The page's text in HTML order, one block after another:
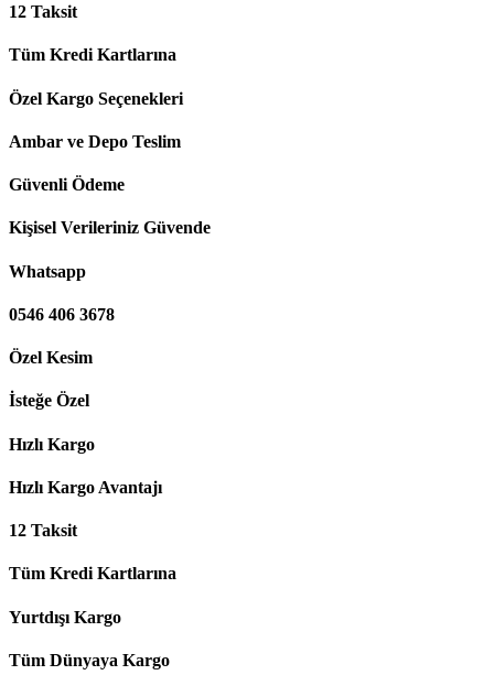
12 Taksit
Tüm Kredi Kartlarına
Özel Kargo Seçenekleri
Ambar ve Depo Teslim
Güvenli Ödeme
Kişisel Verileriniz Güvende
Whatsapp
0546 406 3678
Özel Kesim
İsteğe Özel
Hızlı Kargo
Hızlı Kargo Avantajı
12 Taksit
Tüm Kredi Kartlarına
Yurtdışı Kargo
Tüm Dünyaya Kargo